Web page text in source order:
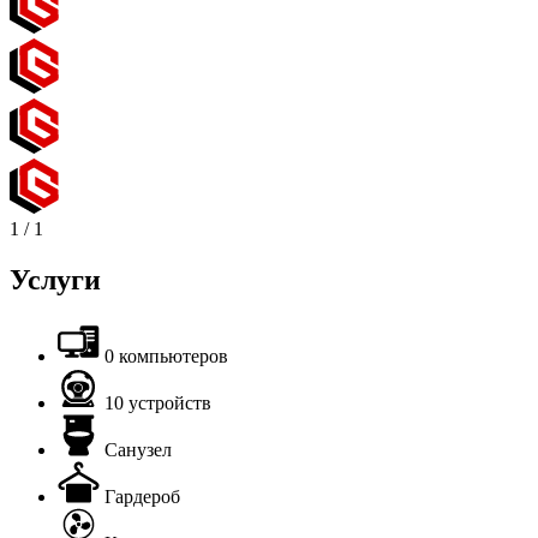
1 / 1
Услуги
0 компьютеров
10 устройств
Санузел
Гардероб